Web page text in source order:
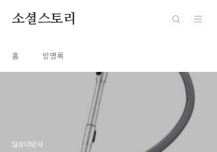
소셜스토리
홈 방명록
일상다반사